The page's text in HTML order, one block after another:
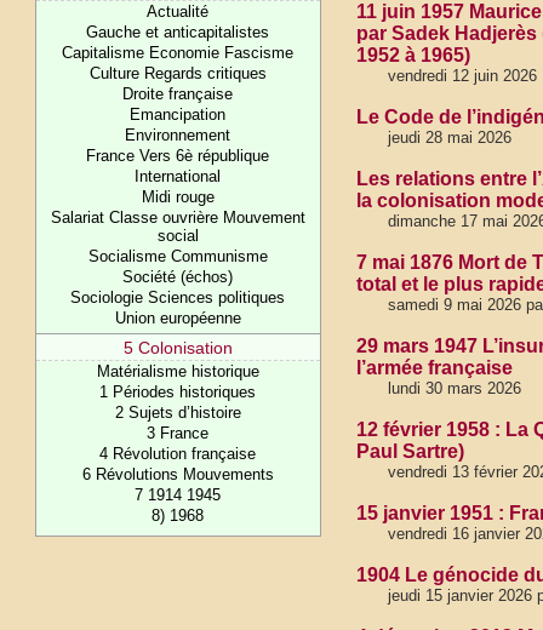
Actualité
Gauche et anticapitalistes
Capitalisme Economie Fascisme
Culture Regards critiques
Droite française
Emancipation
Environnement
France Vers 6è république
International
Midi rouge
Salariat Classe ouvrière Mouvement
social
Socialisme Communisme
Société (échos)
Sociologie Sciences politiques
Union européenne
5 Colonisation
Matérialisme historique
1 Périodes historiques
2 Sujets d’histoire
3 France
4 Révolution française
6 Révolutions Mouvements
7 1914 1945
8) 1968
11 juin 1957
par Sadek
1952 à 1965)
vendredi 12 juin 2026
Le Code de
jeudi 28 mai 2026
Les relations entre
la colonisation
dimanche 17 mai
7 mai 1876 Mort de
total et le plus
samedi 9 mai 2026
29 mars 1947
l’armée française
lundi 30 mars 2026
12 février 1958 : La
Paul Sartre)
vendredi 13 février
15 janvier 1951 :
vendredi 16 janvier
1904 Le génocide
jeudi 15 janvier 2026